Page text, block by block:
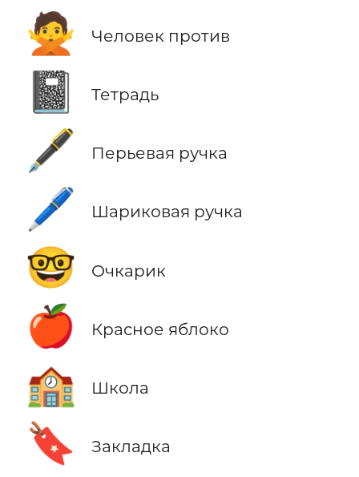
🙅 Человек против
📓 Тетрадь
🖋️ Перьевая ручка
🖊️ Шариковая ручка
🤓 Очкарик
🍎 Красное яблоко
🏫 Школа
🔖 Закладка